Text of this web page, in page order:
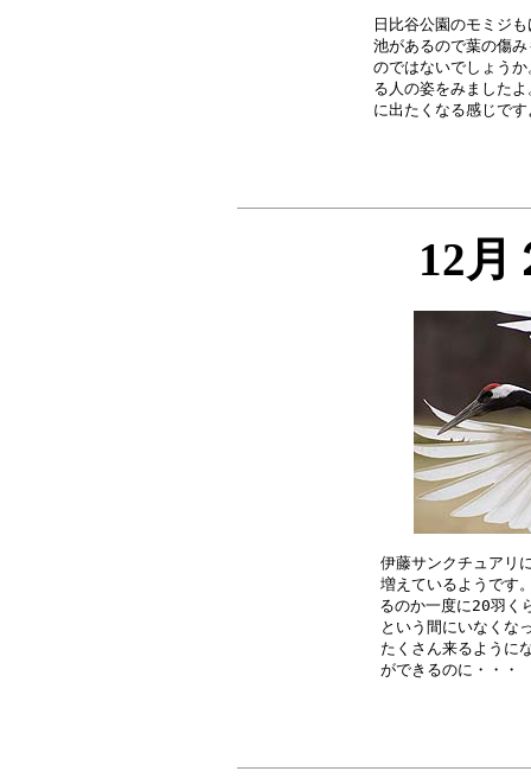
日比谷公園のモミジ
池があるので葉の傷
のではないでしょう
る人の姿をみました
12月
伊藤サンクチュアリ
増えているようです
るのか一度に20羽く
という間にいなくな
たくさん来るように